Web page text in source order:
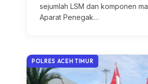
sejumlah LSM dan komponen
Aparat Penegak…
POLRES ACEH TIMUR